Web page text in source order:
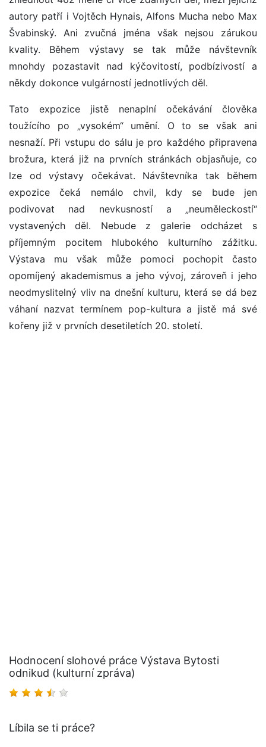
autory patří i Vojtěch Hynais, Alfons Mucha nebo Max
Švabinský. Ani zvučná jména však nejsou zárukou
kvality. Během výstavy se tak může návštevník
mnohdy pozastavit nad kýčovitostí, podbízivostí a
někdy dokonce vulgárností jednotlivých děl.
Tato expozice jistě nenaplní očekávání člověka
toužícího po „vysokém“ umění. O to se však ani
nesnaží. Při vstupu do sálu je pro každého připravena
brožura, která již na prvních stránkách objasňuje, co
lze od výstavy očekávat. Návštevníka tak během
expozice čeká nemálo chvil, kdy se bude jen
podivovat nad nevkusností a „neuměleckostí“
vystavených děl. Nebude z galerie odcházet s
příjemným pocitem hlubokého kulturního zážitku.
Výstava mu však může pomoci pochopit často
opomíjený akademismus a jeho vývoj, zároveň i jeho
neodmyslitelný vliv na dnešní kulturu, která se dá bez
váhaní nazvat termínem pop-kultura a jistě má své
kořeny již v prvních desetiletích 20. století.
Hodnocení slohové práce Výstava Bytosti
odnikud (kulturní zpráva)
Líbila se ti práce?